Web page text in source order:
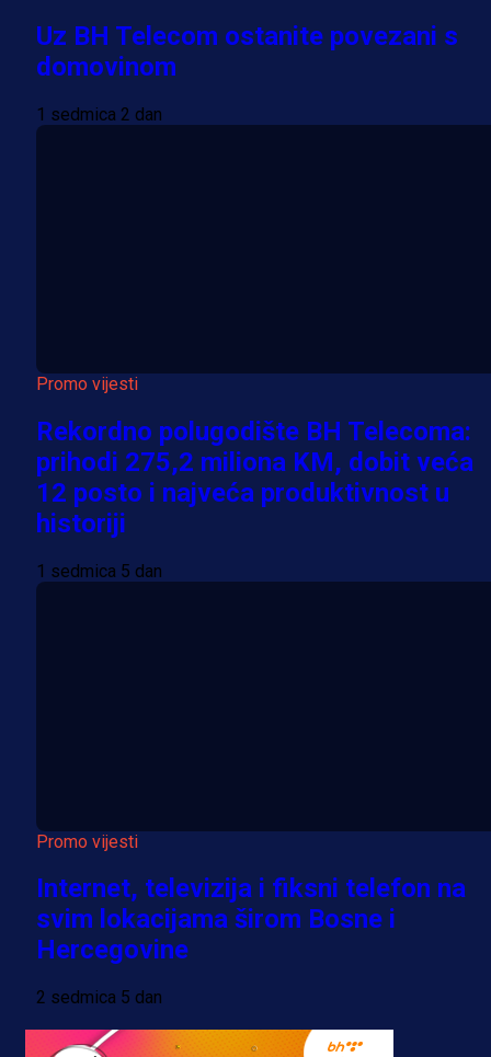
Uz BH Telecom ostanite povezani s
domovinom
1 sedmica 2 dan
Promo vijesti
Rekordno polugodište BH Telecoma:
prihodi 275,2 miliona KM, dobit veća
12 posto i najveća produktivnost u
historiji
1 sedmica 5 dan
Promo vijesti
Internet, televizija i fiksni telefon na
svim lokacijama širom Bosne i
Hercegovine
2 sedmica 5 dan